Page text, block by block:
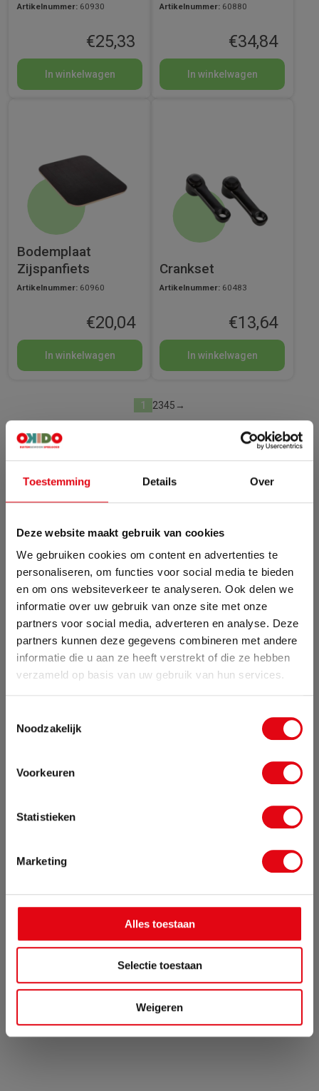
Toestemming Details Over
Deze website maakt gebruik van cookies
We gebruiken cookies om content en advertenties te
personaliseren, om functies voor social media te bieden
en om ons websiteverkeer te analyseren. Ook delen we
informatie over uw gebruik van onze site met onze
partners voor social media, adverteren en analyse. Deze
partners kunnen deze gegevens combineren met andere
informatie die u aan ze heeft verstrekt of die ze hebben
verzameld op basis van uw gebruik van hun services.
Noodzakelijk
Voorkeuren
Statistieken
Marketing
Alles toestaan
Selectie toestaan
Weigeren
Zomervakantie
vakantie. Bestellingen die in deze periode worden
Artikelnummer: 60930
€25,33
In winkelwagen
Artikelnummer: 60880
€34,84
In winkelwagen
Bodemplaat
Zijspanfiets
Artikelnummer: 60960
€20,04
In winkelwagen
Crankset
Artikelnummer: 60483
€13,64
In winkelwagen
1 2345 →